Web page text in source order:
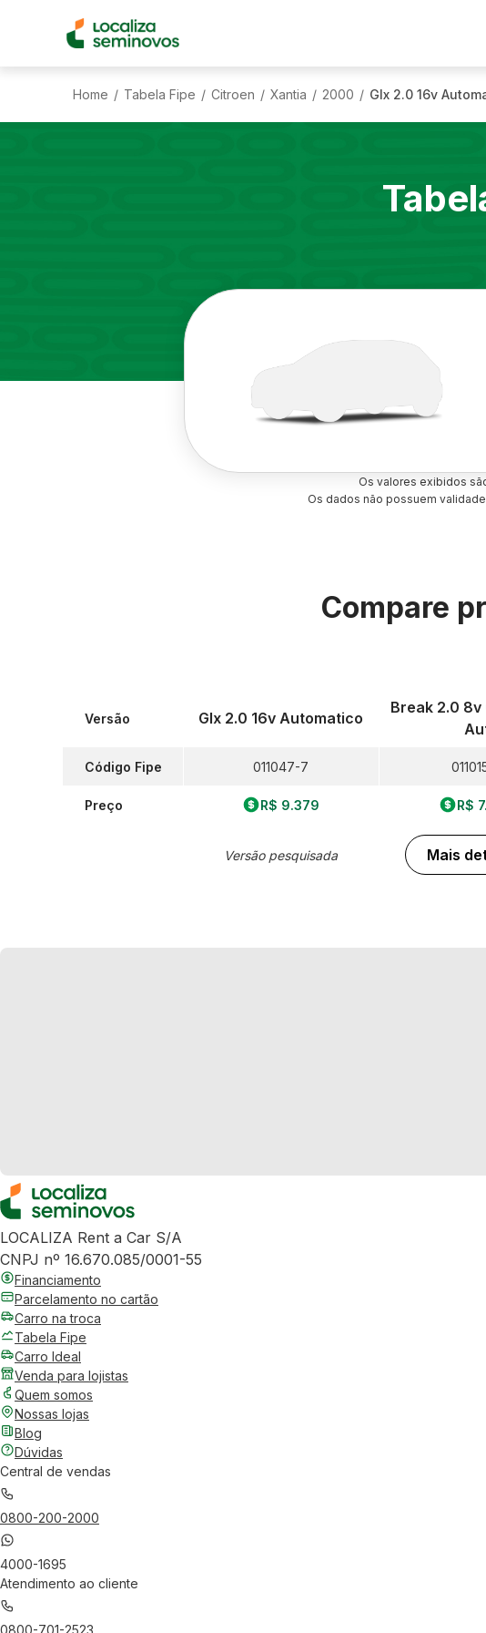
Home / Tabela Fipe / Citroen / Xantia / 2000 / Glx 2.0 16v
Os valores exibidos
Os dados não possuem
Compare
Versão
Código Fipe
Preço
Glx 2.0 16v Automatico
011047-7
R$ 9.379
Versão pesquisada
Break 2.0 8v
R$
Mais
LOCALIZA Rent a Car S/A
CNPJ nº 16.670.085/0001-55
Financiamento
Parcelamento no cartão
Carro na troca
Tabela Fipe
Carro Ideal
Venda para lojistas
Quem somos
Nossas lojas
Blog
Dúvidas
Central de vendas
0800-200-2000
4000-1695
Atendimento ao cliente
0800-701-2523